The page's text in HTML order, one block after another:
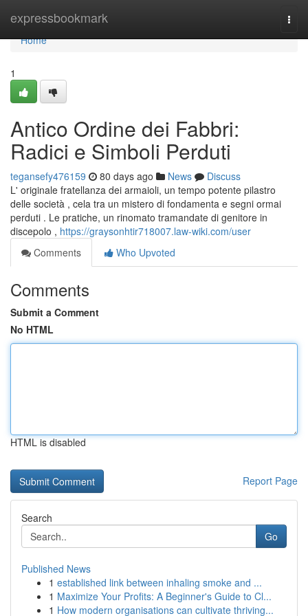
expressbookmark
Home
Home
1
Antico Ordine dei Fabbri:
Radici e Simboli Perduti
tegansefy476159 80 days ago News
Discuss
L' originale fratellanza dei armaioli, un tempo potente pilastro
delle società , cela tra un mistero di fondamenta e segni ormai
perduti . Le pratiche, un rinomato tramandate di genitore in
discepolo , https://graysonhtir718007.law-wiki.com/user
Comments
Who Upvoted
Comments
Submit a Comment
No HTML
HTML is disabled
Report Page
Search
Go
Published News
1 established link between inhaling smoke and ...
1 Maximize Your Profits: A Beginner's Guide to Cl...
1 How modern organisations can cultivate thriving...